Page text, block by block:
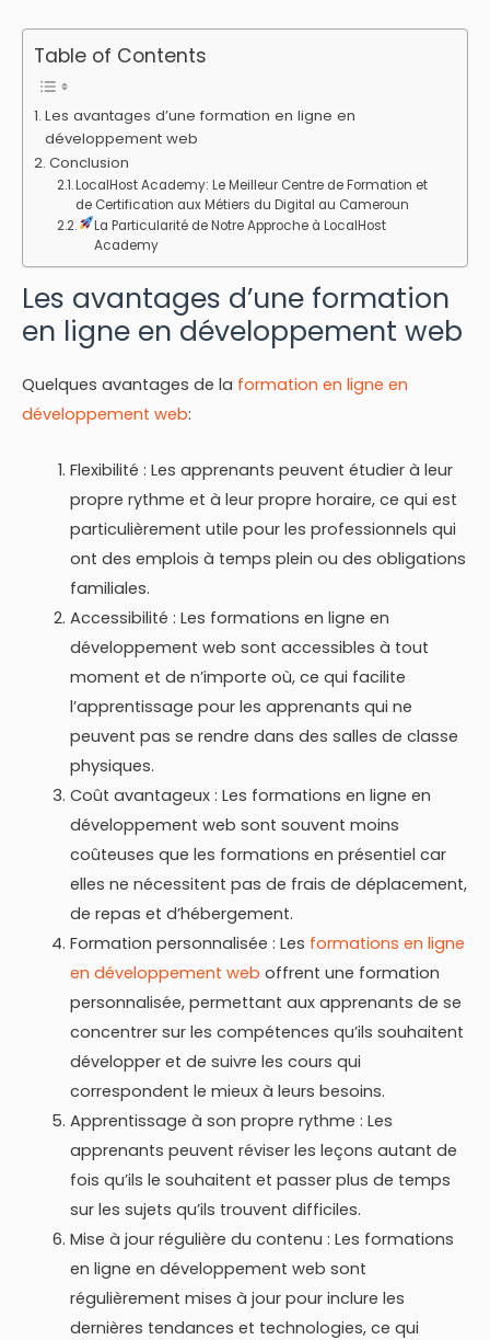
Table of Contents
Les avantages d’une formation en ligne en
développement web
Conclusion
LocalHost Academy: Le Meilleur Centre de Formation et
de Certification aux Métiers du Digital au Cameroun
La Particularité de Notre Approche à LocalHost
Academy
Les avantages d’une formation
en ligne en développement web
Quelques avantages de la formation en ligne en
développement web:
Flexibilité : Les apprenants peuvent étudier à leur
propre rythme et à leur propre horaire, ce qui est
particulièrement utile pour les professionnels qui
ont des emplois à temps plein ou des obligations
familiales.
Accessibilité : Les formations en ligne en
développement web sont accessibles à tout
moment et de n’importe où, ce qui facilite
l’apprentissage pour les apprenants qui ne
peuvent pas se rendre dans des salles de classe
physiques.
Coût avantageux : Les formations en ligne en
développement web sont souvent moins
coûteuses que les formations en présentiel car
elles ne nécessitent pas de frais de déplacement,
de repas et d’hébergement.
Formation personnalisée : Les formations en ligne
en développement web offrent une formation
personnalisée, permettant aux apprenants de se
concentrer sur les compétences qu’ils souhaitent
développer et de suivre les cours qui
correspondent le mieux à leurs besoins.
Apprentissage à son propre rythme : Les
apprenants peuvent réviser les leçons autant de
fois qu’ils le souhaitent et passer plus de temps
sur les sujets qu’ils trouvent difficiles.
Mise à jour régulière du contenu : Les formations
en ligne en développement web sont
régulièrement mises à jour pour inclure les
dernières tendances et technologies, ce qui